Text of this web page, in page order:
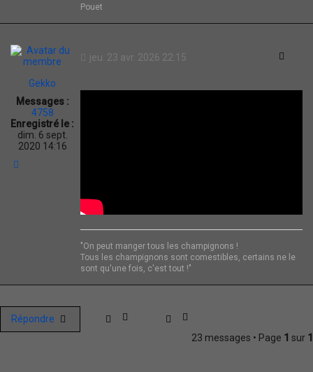
Pouet
Gekko
Messages :
4758
Enregistré le :
dim. 6 sept.
2020 14:16
jeu. 23 avr. 2026 22:15
"On peut manger tous les champignons !
Tous les champignons sont comestibles, certains ne le
sont qu'une fois, c'est tout !"
Répondre
23 messages • Page 1 sur 1